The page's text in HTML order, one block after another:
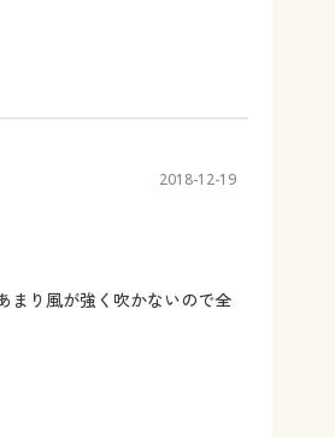
2018-12-19
まり風が強く吹かないので全